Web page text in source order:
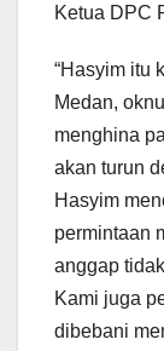
Ketua DPC
“Hasyim itu
Medan,
menghina
akan turun
Hasyim
permintaan
anggap
Kami juga
dibebani